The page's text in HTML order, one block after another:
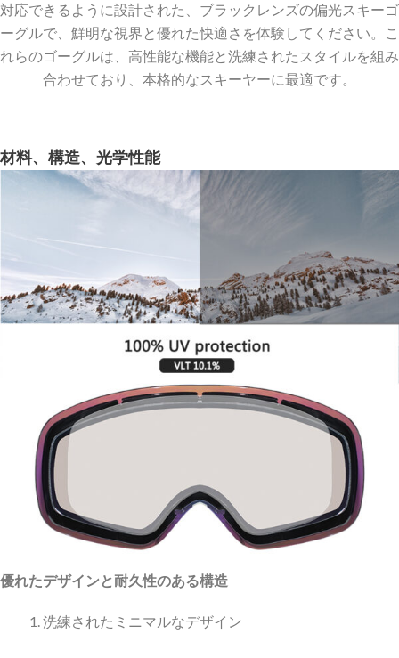
対応できるように設計された、ブラックレンズの偏光スキーゴ
ーグルで、鮮明な視界と優れた快適さを体験してください。こ
れらのゴーグルは、高性能な機能と洗練されたスタイルを組み
合わせており、本格的なスキーヤーに最適です。
材料、構造、光学性能
優れたデザインと耐久性のある構造
洗練されたミニマルなデザイン